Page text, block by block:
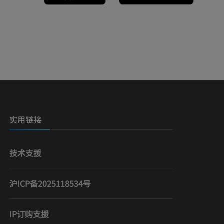
实用链接
技术支援
沪ICP备2025118534号
IP订购支援